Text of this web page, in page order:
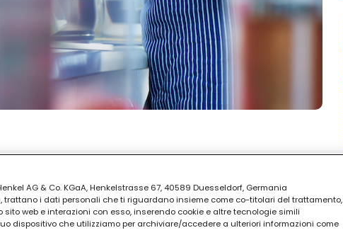
AG & Co. KGaA, Henkelstrasse 67, 40589 Duesseldorf, Germania
trattano i dati personali che ti riguardano insieme come co-titolari del trattamento,
web e interazioni con esso, inserendo cookie e altre tecnologie simili
dispositivo che utilizziamo per archiviare/accedere a ulteriori informazioni come